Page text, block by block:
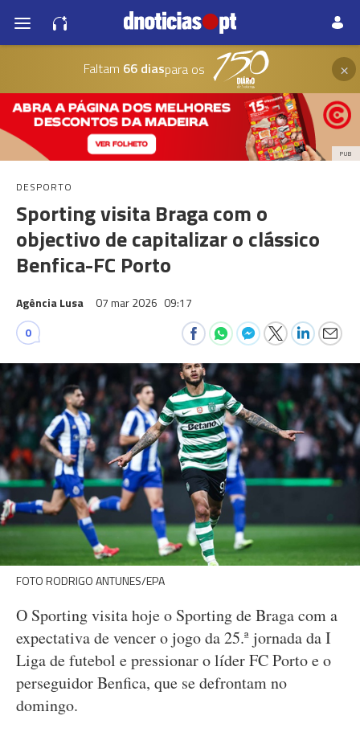
Faltam 66 diaspara os ×
PUB
DESPORTO
Sporting visita Braga com o
objectivo de capitalizar o clássico
Benfica-FC Porto
Agência Lusa 07 mar 2026 09:17
0
FOTO RODRIGO ANTUNES/EPA
O Sporting visita hoje o Sporting de Braga com a
expectativa de vencer o jogo da 25.ª jornada da I
Liga de futebol e pressionar o líder FC Porto e o
perseguidor Benfica, que se defrontam no
domingo.